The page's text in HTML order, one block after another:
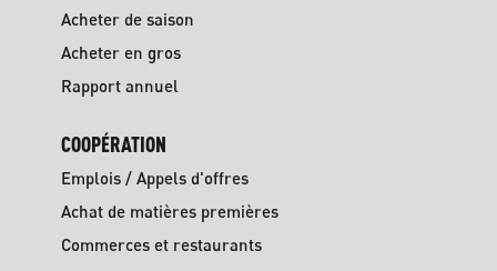
Acheter de saison
Acheter en gros
Rapport annuel
COOPÉRATION
Emplois / Appels d'offres
Achat de matières premières
Commerces et restaurants